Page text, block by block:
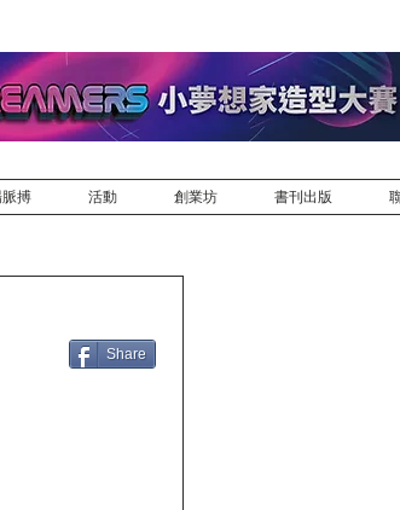
搏 活動 創業坊 書刊出版
Share